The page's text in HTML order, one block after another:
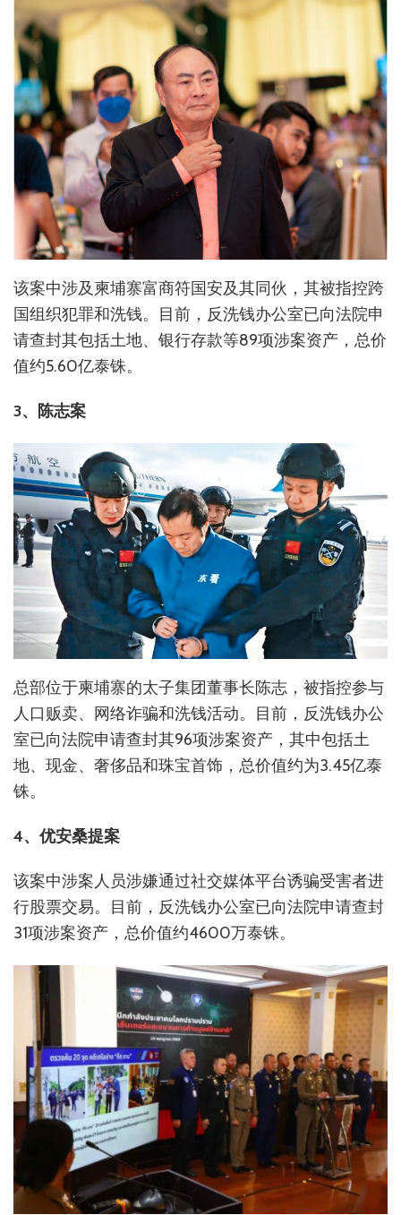
该案中涉及柬埔寨富商符国安及其同伙，其被指控跨
国组织犯罪和洗钱。目前，反洗钱办公室已向法院申
请查封其包括土地、银行存款等89项涉案资产，总价
值约5.60亿泰铢。
3、陈志案
总部位于柬埔寨的太子集团董事长陈志，被指控参与
人口贩卖、网络诈骗和洗钱活动。目前，反洗钱办公
室已向法院申请查封其96项涉案资产，其中包括土
地、现金、奢侈品和珠宝首饰，总价值约为3.45亿泰
铢。
4、优安桑提案
该案中涉案人员涉嫌通过社交媒体平台诱骗受害者进
行股票交易。目前，反洗钱办公室已向法院申请查封
31项涉案资产，总价值约4600万泰铢。